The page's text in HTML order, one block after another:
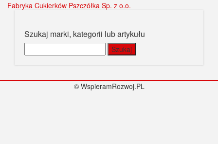
Fabryka Cukierków Pszczółka Sp. z o.o.
Szukaj marki, kategorii lub artykułu
© WspieramRozwoj.PL